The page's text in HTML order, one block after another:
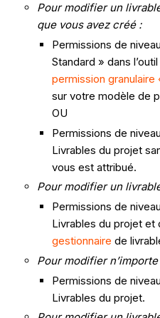
Pour modifier un
que vous avez créé :
Permissions de
Standard » dans
permission granulaire
sur votre modèle de
OU
Permissions de
Livrables du projet
vous est attribué.
Pour modifier un
Permissions de
Livrables du projet et
gestionnaire de
Pour modifier
Permissions de
Livrables du projet.